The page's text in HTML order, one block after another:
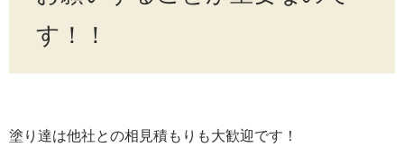
す！！
塗り達は他社との相見積もりも大歓迎です！